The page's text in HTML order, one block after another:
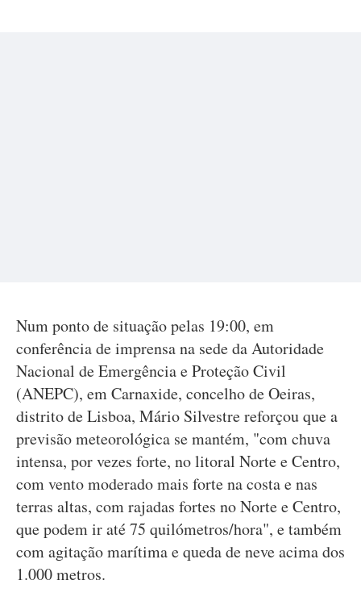
Num ponto de situação pelas 19:00, em
conferência de imprensa na sede da Autoridade
Nacional de Emergência e Proteção Civil
(ANEPC), em Carnaxide, concelho de Oeiras,
distrito de Lisboa, Mário Silvestre reforçou que a
previsão meteorológica se mantém, "com chuva
intensa, por vezes forte, no litoral Norte e Centro,
com vento moderado mais forte na costa e nas
terras altas, com rajadas fortes no Norte e Centro,
que podem ir até 75 quilómetros/hora", e também
com agitação marítima e queda de neve acima dos
1.000 metros.